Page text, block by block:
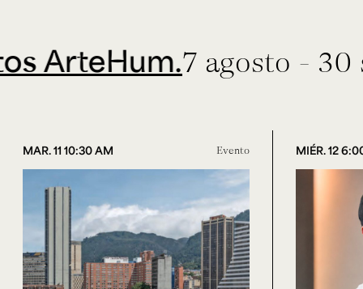
7 agosto - 30
MAR. 11 10:30 AM Evento MIÉR. 12